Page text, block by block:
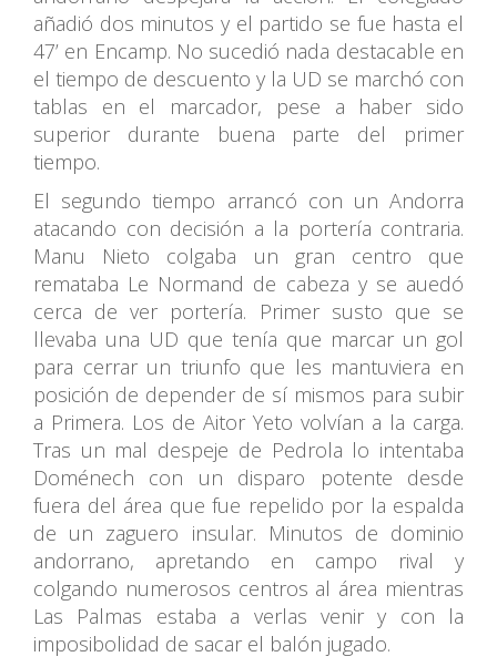
añadió dos minutos y el partido se fue hasta el
47’ en Encamp. No sucedió nada destacable en
el tiempo de descuento y la UD se marchó con
tablas en el marcador, pese a haber sido
superior durante buena parte del primer
tiempo.
El segundo tiempo arrancó con un Andorra
atacando con decisión a la portería contraria.
Manu Nieto colgaba un gran centro que
remataba Le Normand de cabeza y se auedó
cerca de ver portería. Primer susto que se
llevaba una UD que tenía que marcar un gol
para cerrar un triunfo que les mantuviera en
posición de depender de sí mismos para subir
a Primera. Los de Aitor Yeto volvían a la carga.
Tras un mal despeje de Pedrola lo intentaba
Doménech con un disparo potente desde
fuera del área que fue repelido por la espalda
de un zaguero insular. Minutos de dominio
andorrano, apretando en campo rival y
colgando numerosos centros al área mientras
Las Palmas estaba a verlas venir y con la
imposibolidad de sacar el balón jugado.